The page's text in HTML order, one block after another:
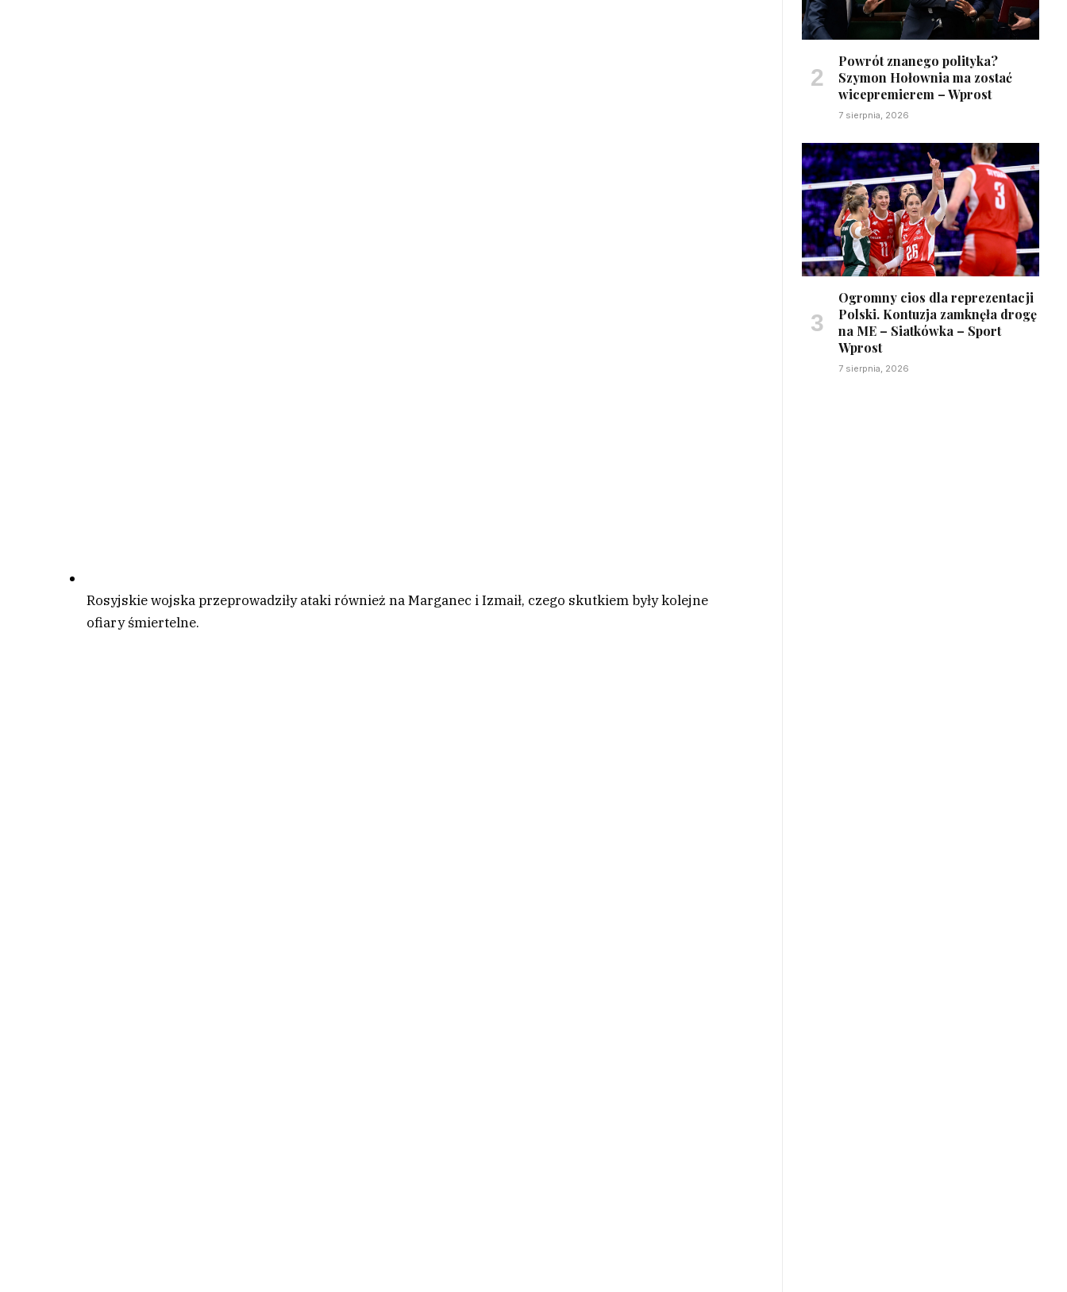
Rosyjskie wojska przeprowadziły ataki również na Marganec i Izmaił, czego skutkiem były kolejne
ofiary śmiertelne.
Powrót znanego polityka?
Szymon Hołownia ma zostać
wicepremierem – Wprost
7 sierpnia, 2026
Ogromny cios dla reprezentacji
Polski. Kontuzja zamknęła drogę
na ME – Siatkówka – Sport
Wprost
7 sierpnia, 2026